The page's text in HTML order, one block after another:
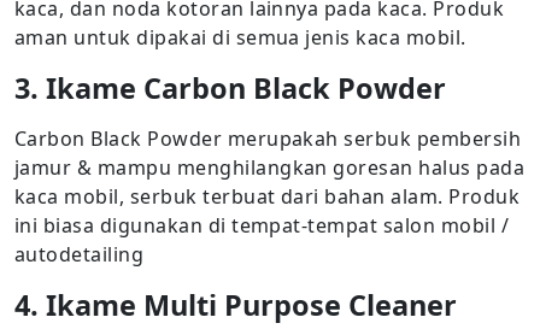
kaca, dan noda kotoran lainnya pada kaca. Produk
aman untuk dipakai di semua jenis kaca mobil.
3. Ikame Carbon Black Powder
Carbon Black Powder merupakah serbuk pembersih
jamur & mampu menghilangkan goresan halus pada
kaca mobil, serbuk terbuat dari bahan alam. Produk
ini biasa digunakan di tempat-tempat salon mobil /
autodetailing
4. Ikame Multi Purpose Cleaner